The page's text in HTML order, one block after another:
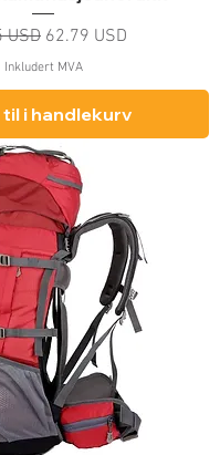
pris
USD Salgspris
62.79 USD
Inkludert MVA
til i handlekurv